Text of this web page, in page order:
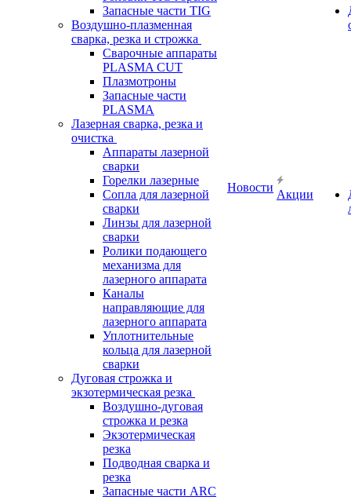
Запасные части TIG
Воздушно-плазменная
сварка, резка и строжка
Сварочные аппараты
PLASMA CUT
Плазмотроны
Запасные части
PLASMA
Лазерная сварка, резка и
очистка
Аппараты лазерной
сварки
Горелки лазерные
Сопла для лазерной
сварки
Линзы для лазерной
сварки
Ролики подающего
механизма для
лазерного аппарата
Каналы
направляющие для
лазерного аппарата
Уплотнительные
кольца для лазерной
сварки
Дуговая строжка и
экзотермическая резка
Воздушно-дуговая
строжка и резка
Экзотермическая
резка
Подводная сварка и
резка
Запасные части ARC
Новости
Акции